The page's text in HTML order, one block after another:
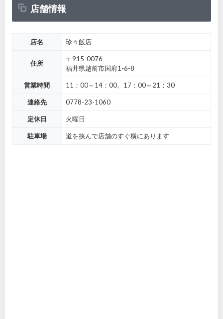
店舗情報
店名 珍々飯店
住所
〒915-0076
福井県越前市国府1-6-8
営業時間 11：00～14：00、17：00～21：30
連絡先 0778-23-1060
定休日 火曜日
駐車場 道を挟んで店舗のすぐ横にあります